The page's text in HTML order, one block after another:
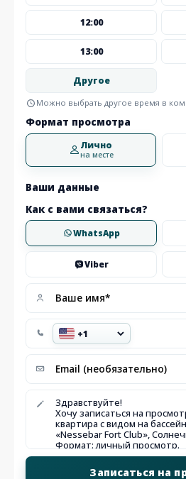
12:00
13:00
Другое
Можно выбрать другое время в
Формат просмотра
Лично
на месте
Ваши данные
Как с вами связаться?
WhatsApp
Viber